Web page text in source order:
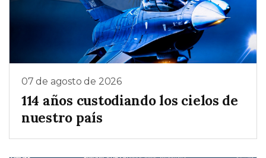
07 de agosto de 2026
114 años custodiando los cielos de
nuestro país